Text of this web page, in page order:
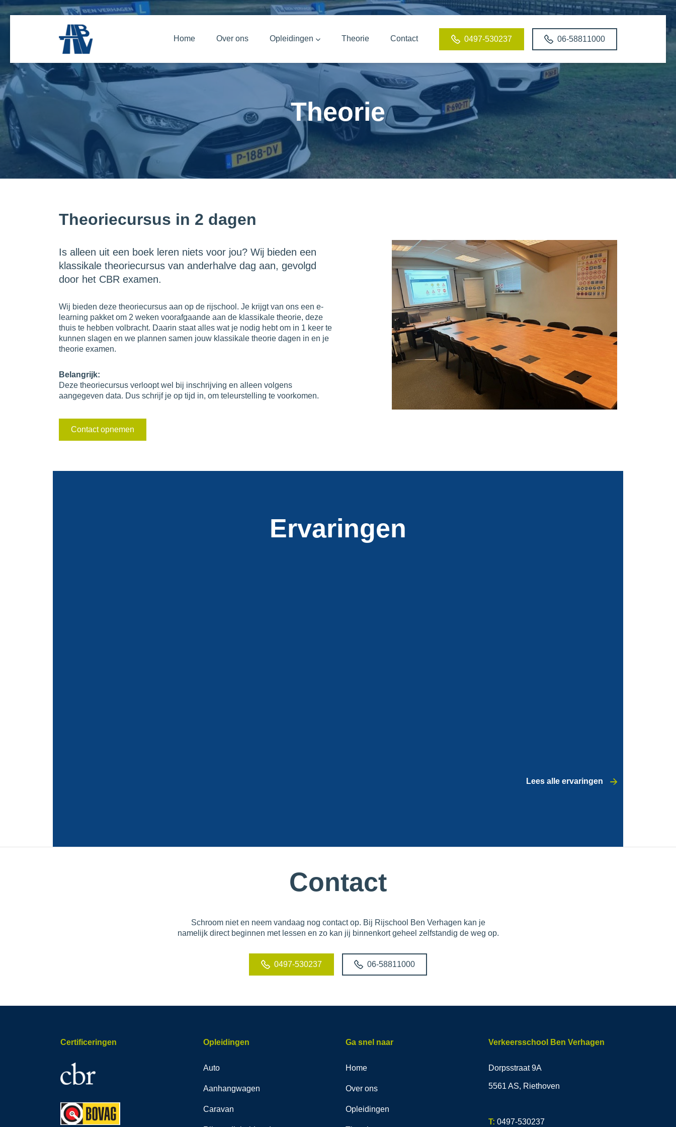
Home Over ons Opleidingen Theorie Contact 0497-530237 06-58811000
Theorie
Theoriecursus in 2 dagen
Is alleen uit een boek leren niets voor jou? Wij bieden een
klassikale theoriecursus van anderhalve dag aan, gevolgd
door het CBR examen.
Wij bieden deze theoriecursus aan op de rijschool. Je krijgt van ons een e-
learning pakket om 2 weken voorafgaande aan de klassikale theorie, deze
thuis te hebben volbracht. Daarin staat alles wat je nodig hebt om in 1 keer te
kunnen slagen en we plannen samen jouw klassikale theorie dagen in en je
theorie examen.
Belangrijk:
Deze theoriecursus verloopt wel bij inschrijving en alleen volgens
aangegeven data. Dus schrijf je op tijd in, om teleurstelling te voorkomen.
Contact opnemen
Ervaringen
Lees alle ervaringen
Contact
Schroom niet en neem vandaag nog contact op. Bij Rijschool Ben Verhagen kan je
namelijk direct beginnen met lessen en zo kan jij binnenkort geheel zelfstandig de weg op.
0497-530237 06-58811000
Certificeringen Opleidingen
Auto
Aanhangwagen
Caravan
Ga snel naar
Home
Over ons
Opleidingen
Verkeersschool Ben Verhagen
Dorpsstraat 9A
5561 AS, Riethoven
T: 0497-530237